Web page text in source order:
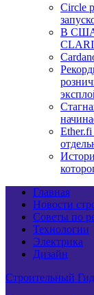
Circle
В США
Ether.fi
Главная
Новости
Советы по
Технологии
Электрика
Дизайн
Строительный Гид